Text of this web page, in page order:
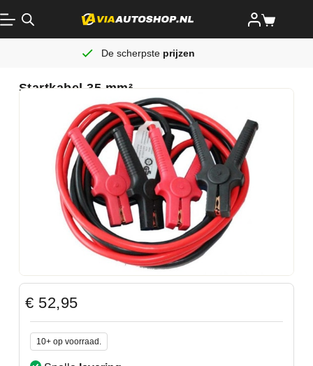
De scherpste prijzen
Startkabel 35 mm²
€ 52,95
10+ op voorraad.